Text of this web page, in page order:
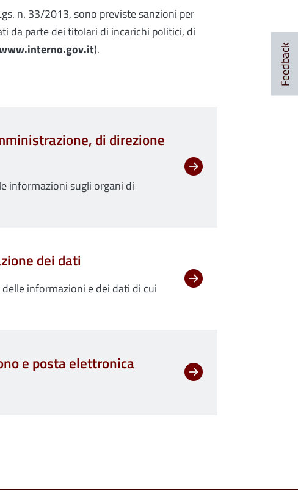
n. 33/2013, sono previste sanzioni per
da parte dei titolari di incarichi politici, di
).
di direzione
informazioni sugli organi di
dei dati
informazioni e dei dati di cui
e posta elettronica
Feedback